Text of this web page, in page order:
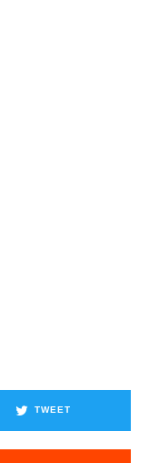
TWEET